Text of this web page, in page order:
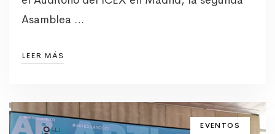
Asamblea …
LEER MÁS
EVENTOS